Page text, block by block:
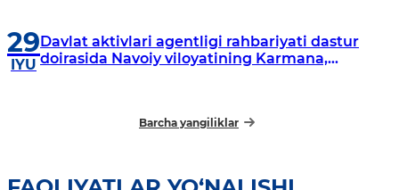
29
IYU
Davlat aktivlari agentligi rahbariyati dastur
doirasida Navoiy viloyatining Karmana,
Barcha yangiliklar